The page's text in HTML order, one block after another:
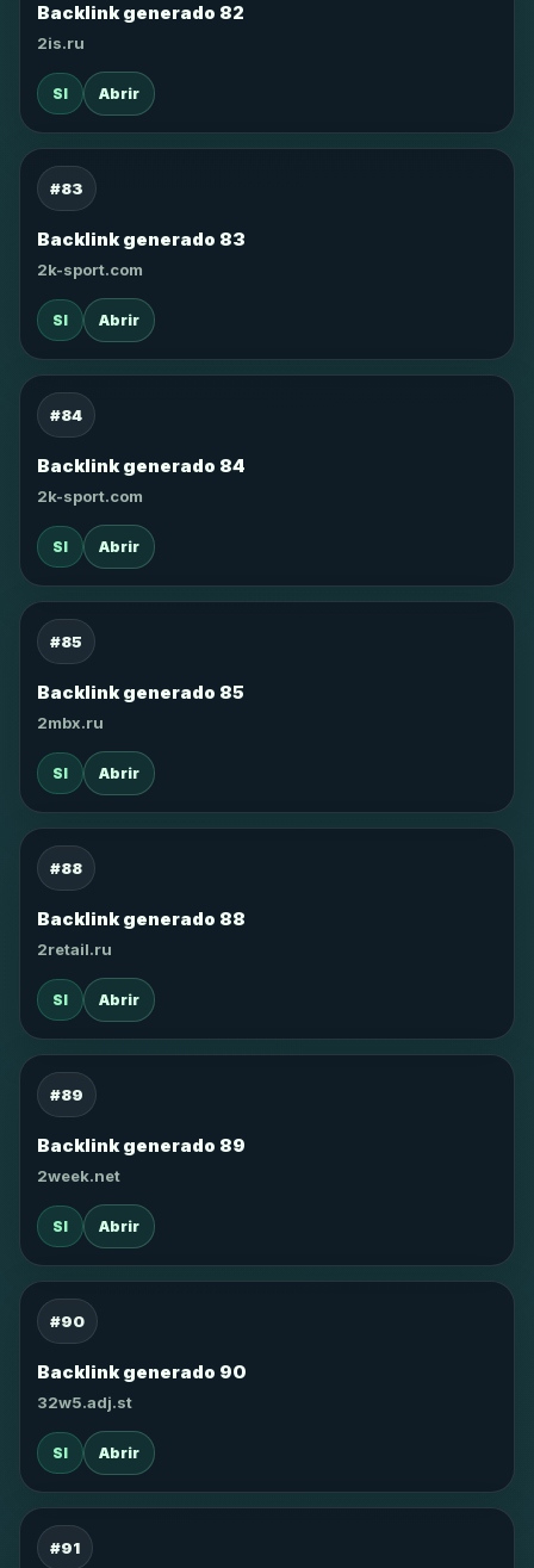
Backlink generado 82
2is.ru
SI Abrir
#83
Backlink generado 83
2k-sport.com
SI Abrir
#84
Backlink generado 84
2k-sport.com
SI Abrir
#85
Backlink generado 85
2mbx.ru
SI Abrir
#88
Backlink generado 88
2retail.ru
SI Abrir
#89
Backlink generado 89
2week.net
SI Abrir
#90
Backlink generado 90
32w5.adj.st
SI Abrir
#91